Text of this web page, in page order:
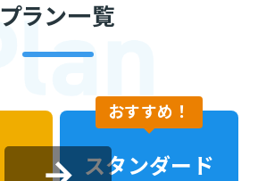
プラン一覧
おすすめ！
スタンダード